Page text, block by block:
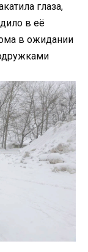
глаза,
в её
в ожидании